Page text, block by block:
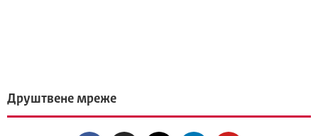
Друштвене мреже